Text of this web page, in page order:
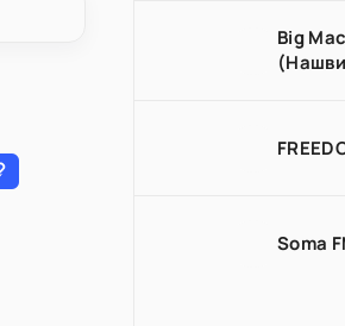
Big
Soma